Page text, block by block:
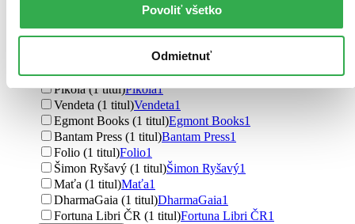
Povoliť všetko
Odmietnuť
Vyšehrad1
Fortuna Libri (1 titul)Fortuna Libri1
Garamond (1 titul)Garamond1
Pikola (1 titul)Pikola1
Vendeta (1 titul)Vendeta1
Egmont Books (1 titul)Egmont Books1
Bantam Press (1 titul)Bantam Press1
Folio (1 titul)Folio1
Šimon Ryšavý (1 titul)Šimon Ryšavý1
Maťa (1 titul)Maťa1
DharmaGaia (1 titul)DharmaGaia1
Fortuna Libri ČR (1 titul)Fortuna Libri ČR1